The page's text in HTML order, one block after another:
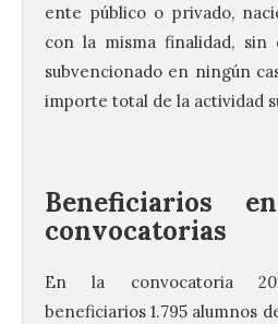
ente público o privado,
con la misma finalidad,
subvencionado en ningún
importe total de la actividad
Beneficiarios
convocatorias
En la convocatoria
beneficiarios 1.795 alumnos